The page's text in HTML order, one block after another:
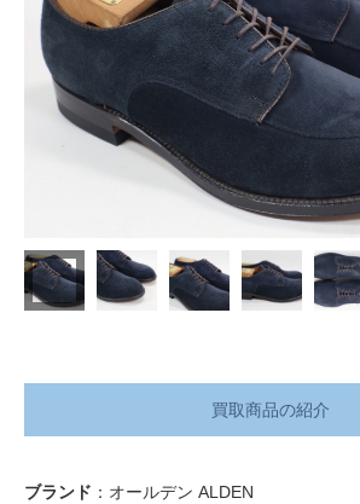
買取商品の紹介
ブランド ：オールデン ALDEN